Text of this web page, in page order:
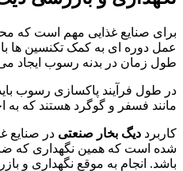
برای صنایع غذایی مهم است که
عمل دوره ای به کمک تکنسین ها
طول زمان در بدنه رسوب ایجاد می
در طول فرآیند پاکسازی رسوب
مانند فسفر و گوگرد هستند که به
کاربرد دیگ بخار صنعتی در صنایع
شده است که همین نگهداری که
باشد. انجام به موقع نگهداری و